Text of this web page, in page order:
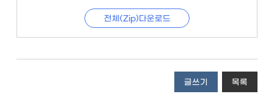
전체(Zip)다운로드
글쓰기 목록